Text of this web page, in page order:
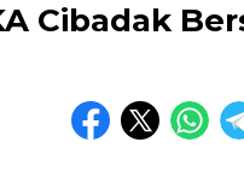
Cibadak